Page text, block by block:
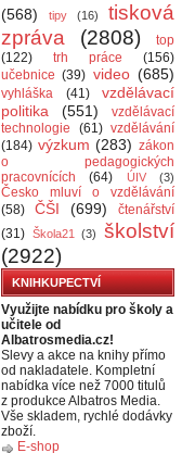
(568)
tipy (16)
tisková
zpráva
(2808)
top
(122)
trh práce
(156)
učebnice (39) video (685)
vyhláška (41)
vzdělávací
politika
(551)
vzdělávací
technologie
(61) vzdělávání
(184) výzkum (283) zákon
o pedagogických
pracovnících
(64) ÚIV (3)
Česko mluví o vzdělávání
(58)
ČŠI (699)
čtenářství
(31) Škola21 (3)
školství
(2922)
KNIHKUPECTVÍ
Využijte nabídku pro školy a
učitele od
Albatrosmedia.cz!
Slevy a akce na knihy přímo
od nakladatele. Kompletní
nabídka více než 7000 titulů
z produkce Albatros Media.
Vše skladem, rychlé dodávky
zboží.
E-shop